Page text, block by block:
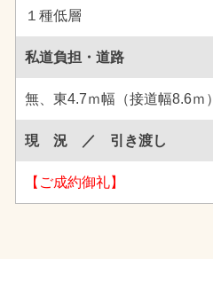
１種低層
私道負担・道路
無、東4.7ｍ幅（接道幅8.6ｍ）
現 況 ／ 引き渡し
【ご成約御礼】